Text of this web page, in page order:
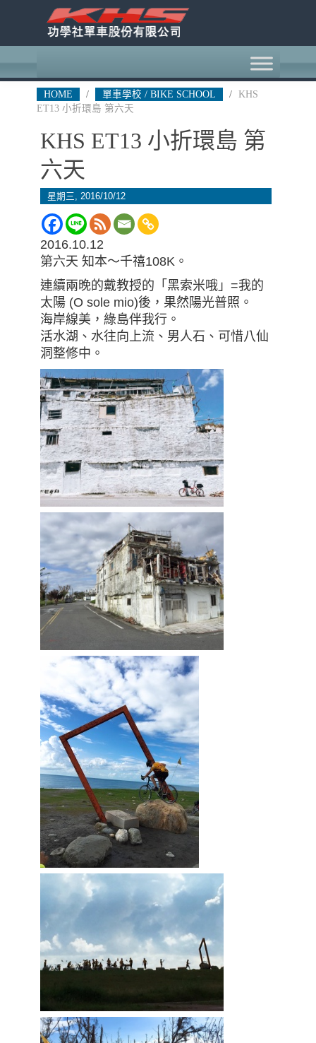
HOME / 單車學校 / BIKE SCHOOL /
KHS
ET13 小折環島 第六天
KHS ET13 小折環島 第
六天
星期三, 2016/10/12
2016.10.12
第六天 知本～千禧108K。
連續兩晚的戴教授的「黑索米哦」 =我的
太陽 (O sole mio)後，果然陽光普照。
海岸線美，綠島伴我行。
活水湖、水往向上流、男人石、可惜八仙
洞整修中。